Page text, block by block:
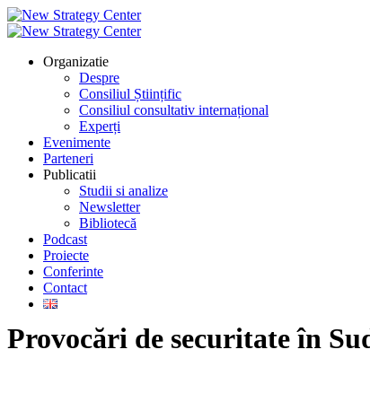
Organizatie
Despre
Consiliul Științific
Consiliul consultativ internațional
Experți
Evenimente
Parteneri
Publicatii
Studii si analize
Newsletter
Bibliotecă
Podcast
Proiecte
Conferinte
Contact
Provocări de securitate în